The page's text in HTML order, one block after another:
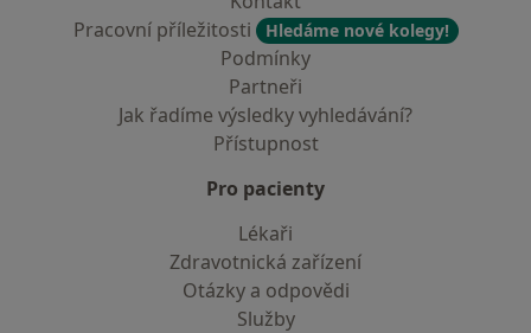
Pracovní příležitosti
Hledáme nové kolegy!
Podmínky
Partneři
Jak řadíme výsledky vyhledávání?
Přístupnost
Pro pacienty
Lékaři
Zdravotnická zařízení
Otázky a odpovědi
Služby